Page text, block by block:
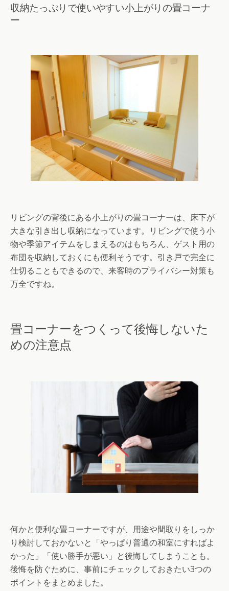
収納たっぷりで使いやすい小上がりの畳コーナ
ー
リビングの背後にある小上がりの畳コーナーは、床下が
大きな引き出し収納になっています。リビングで使う小
物や季節アイテムをしまえるのはもちろん、ゲスト用の
布団を収納しておくにも便利そうです。引き戸で完全に
仕切ることもできるので、来客時のプライバシー対策も
万全ですね。
畳コーナーをつくって後悔しないた
めの注意点
何かと便利な畳コーナーですが、用途や間取りをしっか
り検討しておかないと「やっぱり普通の和室にすればよ
かった」「使い勝手が悪い」と後悔してしまうことも。
後悔を防ぐために、事前にチェックしておきたい3つの
ポイントをまとめました。